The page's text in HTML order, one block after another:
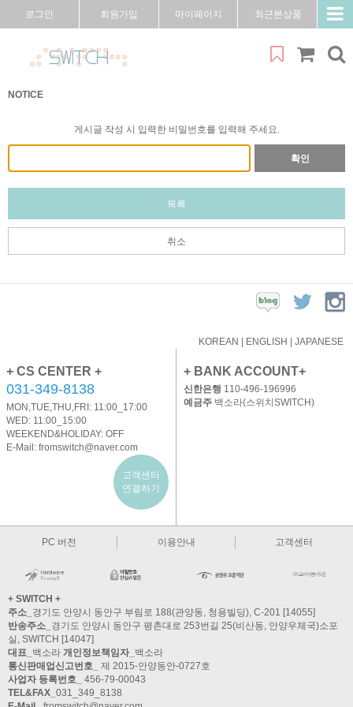
로그인 회원가입 마이페이지 최근본상품
NOTICE
게시글 작성 시 입력한 비밀번호를 입력해 주세요.
확인
목록
취소
KOREAN ENGLISH JAPANESE
+ CS CENTER +
031-349-8138
MON,TUE,THU,FRI: 11:00_17:00
WED: 11:00_15:00
WEEKEND&HOLIDAY: OFF
E-Mail: fromswitch@naver.com
고객센터
연결하기
+ BANK ACCOUNT+
신한은행 110-496-196996
예금주백소라(스위치SWITCH)
PC 버전 이용안내 고객센터
+ SWITCH +
주소_ 경기도 안양시 동안구 부림로 188(관양동, 청용빌딩), C-201 [14055]
반송주소_ 경기도 안양시 동안구 평촌대로 253번길 25(비산동, 안양우체국)소포
실, SWITCH [14047]
대표_ 백소라 개인정보책임자_ 백소라
통신판매업신고번호_
제 2015-안양동안-0727호
사업자 등록번호_
456-79-00043
TEL&FAX_ 031_349_8138